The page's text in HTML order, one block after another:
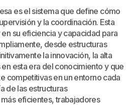
es el sistema que define cómo
y la coordinación. Esta
su eficiencia y capacidad para
desde estructuras
la innovación, la alta
esta era del conocimiento y que
competitivas en un entorno cada
de las estructuras
eficientes, trabajadores